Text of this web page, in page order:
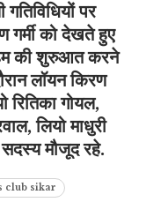
पर
गर्मी को देखते हुए
की शुरुआत करने
लॉयन किरण
रितिका गोयल,
लियो माधुरी
सदस्य मौजूद रहे.
club sikar